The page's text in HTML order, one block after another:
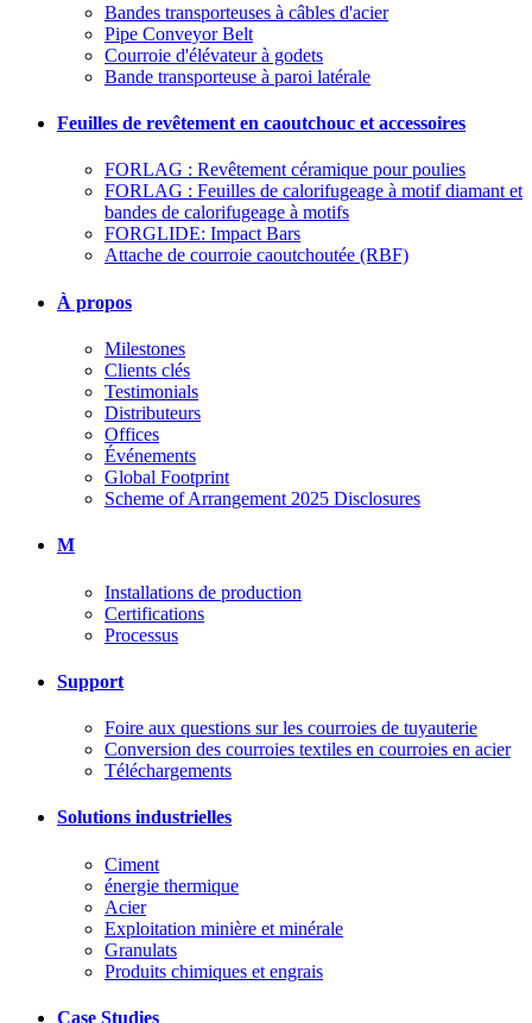
Bandes transporteuses à câbles d'acier
Pipe Conveyor Belt
Courroie d'élévateur à godets
Bande transporteuse à paroi latérale
Feuilles de revêtement en caoutchouc et accessoires
FORLAG : Revêtement céramique pour poulies
FORLAG : Feuilles de calorifugeage à motif diamant et
bandes de calorifugeage à motifs
FORGLIDE: Impact Bars
Attache de courroie caoutchoutée (RBF)
À propos
Milestones
Clients clés
Testimonials
Distributeurs
Offices
Événements
Global Footprint
Scheme of Arrangement 2025 Disclosures
M
Installations de production
Certifications
Processus
Support
Foire aux questions sur les courroies de tuyauterie
Conversion des courroies textiles en courroies en acier
Téléchargements
Solutions industrielles
Ciment
énergie thermique
Acier
Exploitation minière et minérale
Granulats
Produits chimiques et engrais
Case Studies